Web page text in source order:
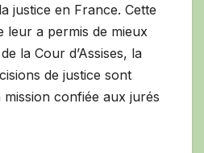
justice en France. Cette
leur a permis de mieux
la Cour d’Assises, la
de justice sont
mission confiée aux jurés